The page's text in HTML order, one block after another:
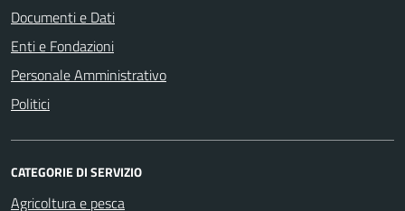
Documenti e Dati
Enti e Fondazioni
Personale Amministrativo
Politici
CATEGORIE DI SERVIZIO
Agricoltura e pesca